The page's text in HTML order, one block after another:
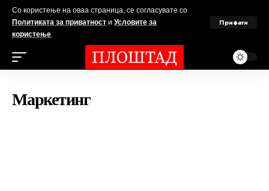
Со користење на оваа страница, се согласувате со
Политиката за приватност и Условите за
користење.
Прифати
Маркетинг